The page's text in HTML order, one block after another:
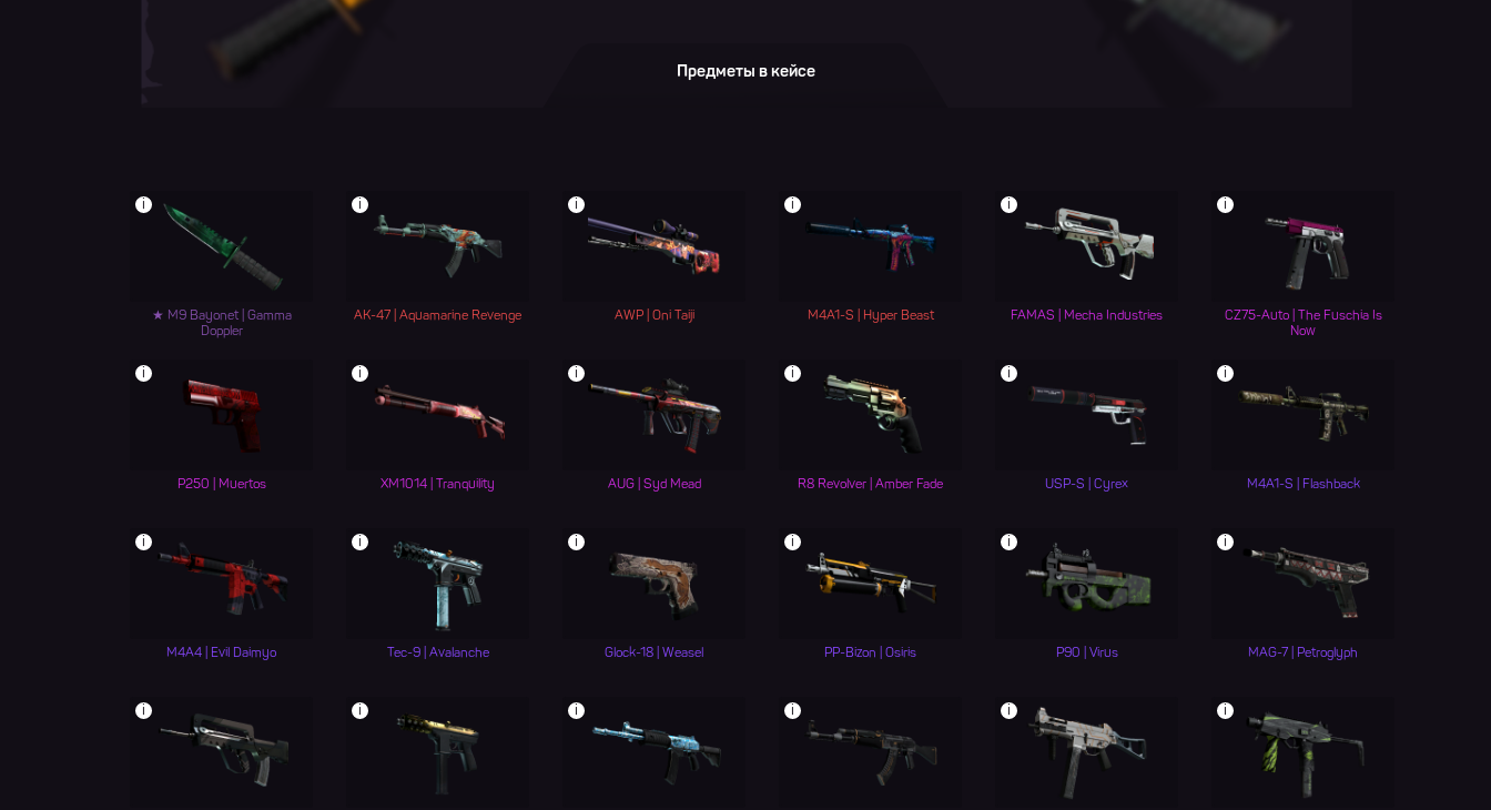
Предметы в кейсе
i
★ M9 Bayonet | Gamma
Doppler
i
AK-47 | Aquamarine Revenge
i
AWP | Oni Taiji
i
M4A1-S | Hyper Beast
i
FAMAS | Mecha Industries
i
CZ75-Auto | The Fuschia Is
Now
i
P250 | Muertos
i
XM1014 | Tranquility
i
AUG | Syd Mead
i
R8 Revolver | Amber Fade
i
USP-S | Cyrex
i
M4A1-S | Flashback
i
M4A4 | Evil Daimyo
i
Tec-9 | Avalanche
i
Glock-18 | Weasel
i
PP-Bizon | Osiris
i
P90 | Virus
i
MAG-7 | Petroglyph
i i i i i i